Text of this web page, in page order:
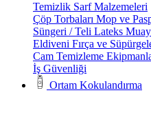
Temizlik Sarf Malzemeleri
Çöp Torbaları Mop ve
Süngeri / Teli Lateks
Eldiveni Fırça ve
Cam Temizleme
İş Güvenliği
Ortam Kokulandırma